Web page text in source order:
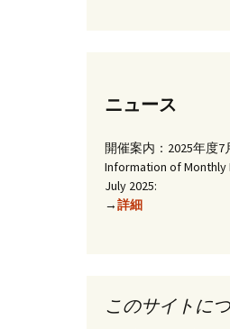
ニュース
開催案内：2025年度7
Information of Monthly
July 2025:
→詳細
このサイトに